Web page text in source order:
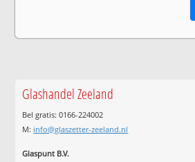
Glashandel Zeeland
Bel gratis: 0166-224002
M: info@glaszetter-zeeland.nl
Glaspunt B.V.